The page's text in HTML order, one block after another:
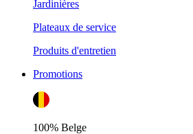
Jardinières
Plateaux de service
Produits d'entretien
Promotions
100% Belge